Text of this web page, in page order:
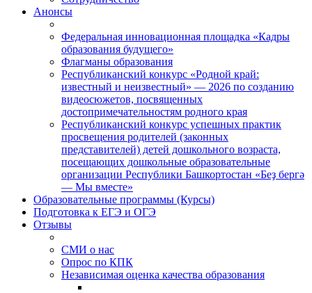
Анонсы
Федеральная инновационная площадка «Кадры
образования будущего»
Флагманы образования
Республиканский конкурс «Родной край:
известный и неизвестный» — 2026 по созданию
видеосюжетов, посвященных
достопримечательностям родного края
Республиканский конкурс успешных практик
просвещения родителей (законных
представителей) детей дошкольного возраста,
посещающих дошкольные образовательные
организации Республики Башкортостан «Беҙ бергә
— Мы вместе»
Образовательные программы (Курсы)
Подготовка к ЕГЭ и ОГЭ
Отзывы
СМИ о нас
Опрос по КПК
Независимая оценка качества образования